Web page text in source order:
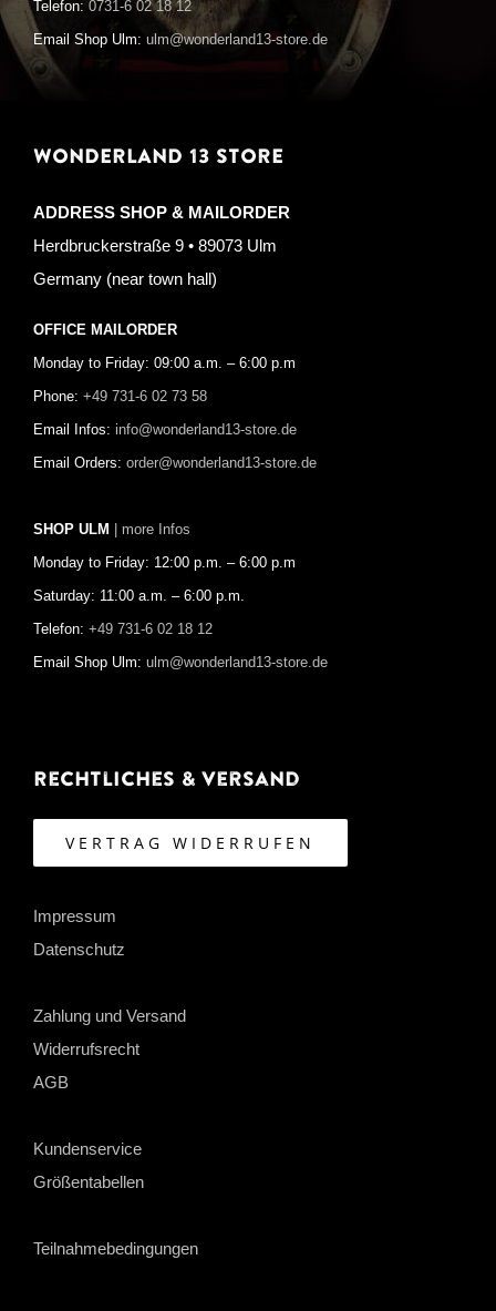
Telefon: 0731-6 02 18 12
Email Shop Ulm: ulm@wonderland13-store.de
WONDERLAND 13 STORE
ADDRESS SHOP & MAILORDER
Herdbruckerstraße 9 • 89073 Ulm
Germany (near town hall)
OFFICE MAILORDER
Monday to Friday: 09:00 a.m. – 6:00 p.m
Phone: +49 731-6 02 73 58
Email Infos: info@wonderland13-store.de
Email Orders: order@wonderland13-store.de
SHOP ULM | more Infos
Monday to Friday: 12:00 p.m. – 6:00 p.m
Saturday: 11:00 a.m. – 6:00 p.m.
Telefon: +49 731-6 02 18 12
Email Shop Ulm: ulm@wonderland13-store.de
Rechtliches & Versand
VERTRAG WIDERRUFEN
Impressum
Datenschutz
Zahlung und Versand
Widerrufsrecht
AGB
Kundenservice
Größentabellen
Teilnahmebedingungen